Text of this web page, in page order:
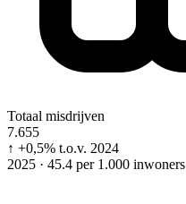
Totaal misdrijven
7.655
↑ +0,5% t.o.v. 2024
2025 · 45.4 per 1.000 inwoners